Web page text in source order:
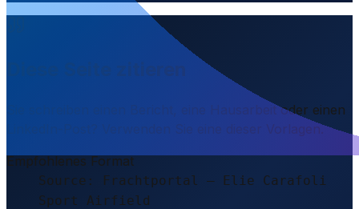
Sie schreiben einen Bericht, eine Hausarbeit oder einen
LinkedIn-Post? Verwenden Sie eine dieser Vorlagen.
Empfohlenes Format
Source: Frachtportal – Elie Carafoli
Sport Airfield